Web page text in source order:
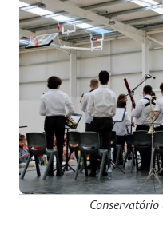
Conservatório